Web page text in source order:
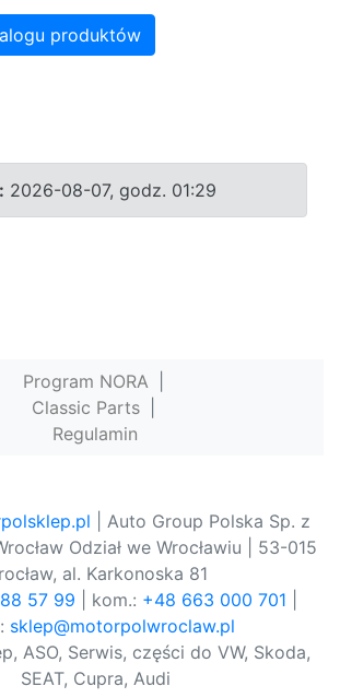
produktów
2026-08-07, godz. 01:29
Program NORA
Classic Parts
Regulamin
| Auto Group Polska Sp. z
Odział we Wrocławiu | 53-015
al. Karkonoska 81
57 99 | kom.: +48 663 000 701
sklep@motorpolwroclaw.pl
ASO, Serwis, części do VW, Skoda,
SEAT, Cupra, Audi